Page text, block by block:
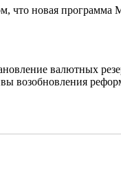
новая
валютных
возобновления